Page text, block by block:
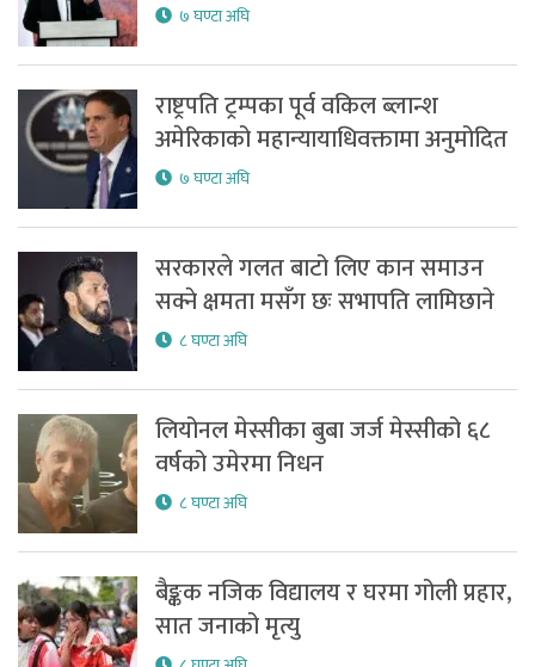
७ घण्टा अघि
राष्ट्रपति ट्रम्पका पूर्व वकिल ब्लान्श
अमेरिकाको महान्यायाधिवक्तामा अनुमोदित
७ घण्टा अघि
सरकारले गलत बाटो लिए कान समाउन
सक्ने क्षमता मसँग छः सभापति लामिछाने
८ घण्टा अघि
लियोनल मेस्सीका बुबा जर्ज मेस्सीको ६८
वर्षको उमेरमा निधन
८ घण्टा अघि
बैङ्कक नजिक विद्यालय र घरमा गोली प्रहार,
सात जनाको मृत्यु